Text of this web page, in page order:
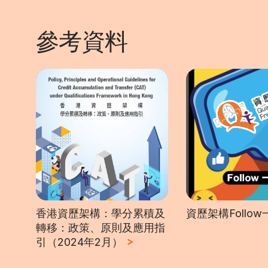
參考資料
香港資歷架構：學分累積及
轉移：政策、原則及應用指
引（2024年2月）
資歷架構Follow